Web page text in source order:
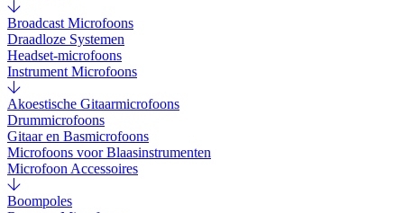
Broadcast Microfoons
Draadloze Systemen
Headset-microfoons
Instrument Microfoons
Akoestische Gitaarmicrofoons
Drummicrofoons
Gitaar en Basmicrofoons
Microfoons voor Blaasinstrumenten
Microfoon Accessoires
Boompoles